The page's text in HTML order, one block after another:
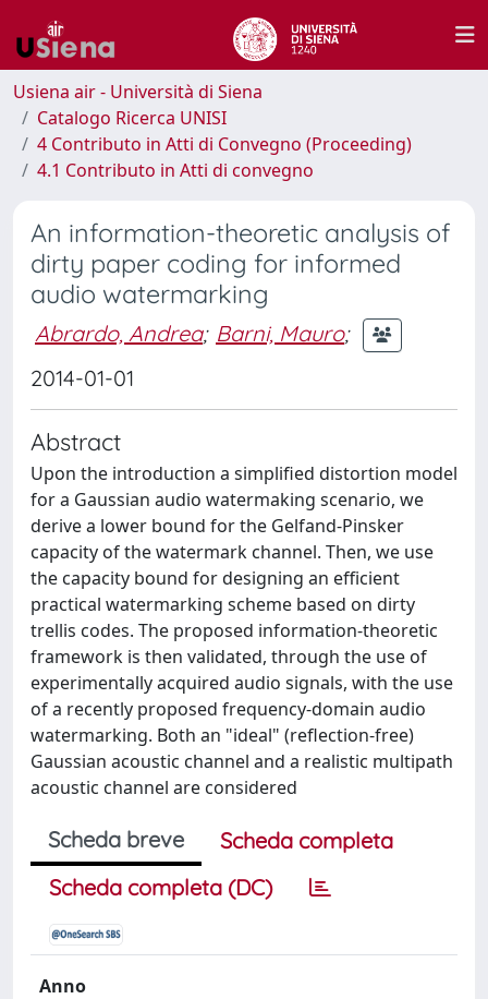
Usiena air - Università di Siena
Catalogo Ricerca UNISI
4 Contributo in Atti di Convegno (Proceeding)
4.1 Contributo in Atti di convegno
An information-theoretic analysis of
dirty paper coding for informed
audio watermarking
Abrardo, Andrea; Barni, Mauro;
2014-01-01
Abstract
Upon the introduction a simplified distortion model
for a Gaussian audio watermaking scenario, we
derive a lower bound for the Gelfand-Pinsker
capacity of the watermark channel. Then, we use
the capacity bound for designing an efficient
practical watermarking scheme based on dirty
trellis codes. The proposed information-theoretic
framework is then validated, through the use of
experimentally acquired audio signals, with the use
of a recently proposed frequency-domain audio
watermarking. Both an "ideal" (reflection-free)
Gaussian acoustic channel and a realistic multipath
acoustic channel are considered
Scheda breve
Scheda completa
Scheda completa (DC)
Anno